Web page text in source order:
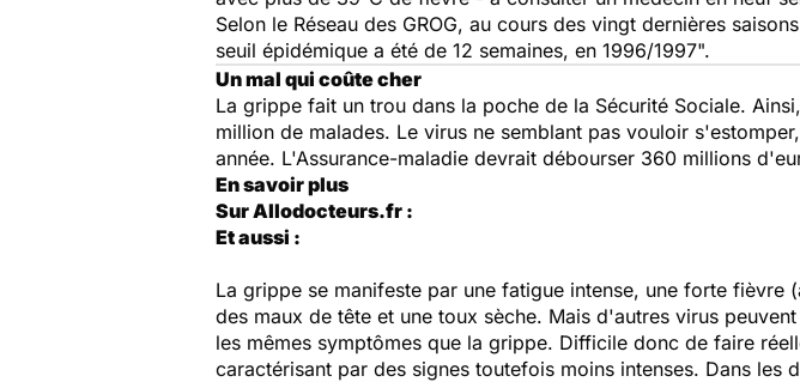
Selon le Réseau des GROG, au cours des vingt dernières
seuil épidémique a été de 12 semaines, en 1996/1997".
Un mal qui coûte cher
La grippe fait un trou dans la poche de la Sécurité Sociale.
million de malades. Le virus ne semblant pas vouloir
année. L'Assurance-maladie devrait débourser 360 millions
En savoir plus
Sur Allodocteurs.fr :
Et aussi :
La grippe se manifeste par une fatigue intense, une forte
des maux de tête et une toux sèche. Mais d'autres virus
les mêmes symptômes que la grippe. Difficile donc de faire
caractérisant par des signes toutefois moins intenses. Dans les